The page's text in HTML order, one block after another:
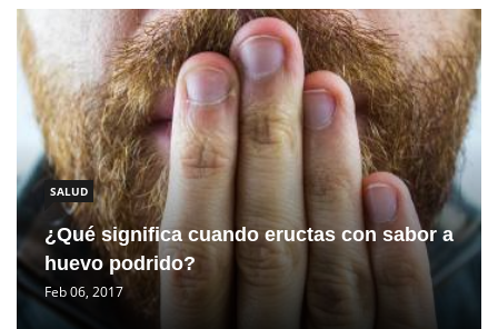
SALUD
¿Qué significa cuando eructas con sabor a
huevo podrido?
Feb 06, 2017